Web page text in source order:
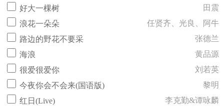
好大一棵树
田震
浪花一朵朵
任贤齐、光良、阿牛
路边的野花不要采
张德兰
海浪
黄品源
很爱很爱你
刘若英
今夜你会不会来(国语版)
黎明
红日(Live)
李克勤&谭咏麟